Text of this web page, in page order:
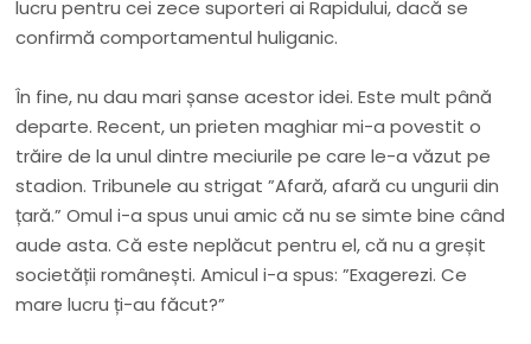
lucru pentru cei zece suporteri ai Rapidului, dacă se
confirmă comportamentul huliganic.
În fine, nu dau mari șanse acestor idei. Este mult până
departe. Recent, un prieten maghiar mi-a povestit o
trăire de la unul dintre meciurile pe care le-a văzut pe
stadion. Tribunele au strigat ”Afară, afară cu ungurii din
țară.” Omul i-a spus unui amic că nu se simte bine când
aude asta. Că este neplăcut pentru el, că nu a greșit
societății românești. Amicul i-a spus: ”Exagerezi. Ce
mare lucru ți-au făcut?”